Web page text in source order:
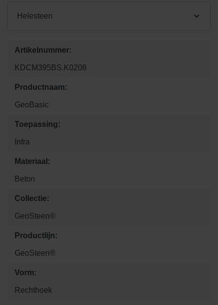
Helesteen
Artikelnummer:
KDCM395BS.K0208
Productnaam:
GeoBasic
Toepassing:
Infra
Materiaal:
Beton
Collectie:
GeoSteen®
Productlijn:
GeoSteen®
Vorm:
Rechthoek